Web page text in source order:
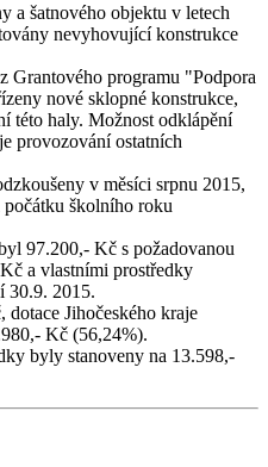
a šatnového objektu v letech
nevyhovující konstrukce
Grantového programu "Podpora
nové sklopné konstrukce,
této haly. Možnost odklápění
provozování ostatních
v měsíci srpnu 2015,
školního roku
97.200,- Kč s požadovanou
a vlastními prostředky
30.9. 2015.
dotace Jihočeského kraje
Kč (56,24%).
byly stanoveny na 13.598,-